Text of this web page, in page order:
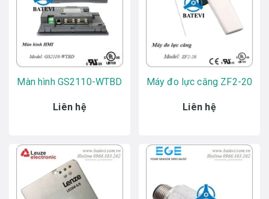
Màn hình GS2110-WTBD
Liên hệ
Máy đo lực căng ZF2-20
Liên hệ